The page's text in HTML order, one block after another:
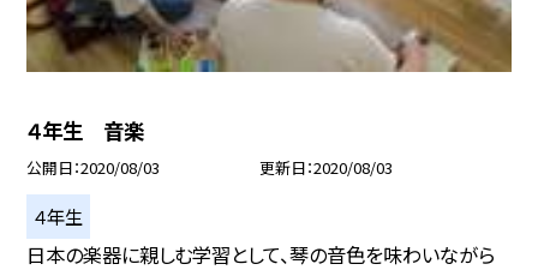
４年生 音楽
公開日 2020/08/03 更新日 2020/08/03
４年生
日本の楽器に親しむ学習として、琴の音色を味わいながら